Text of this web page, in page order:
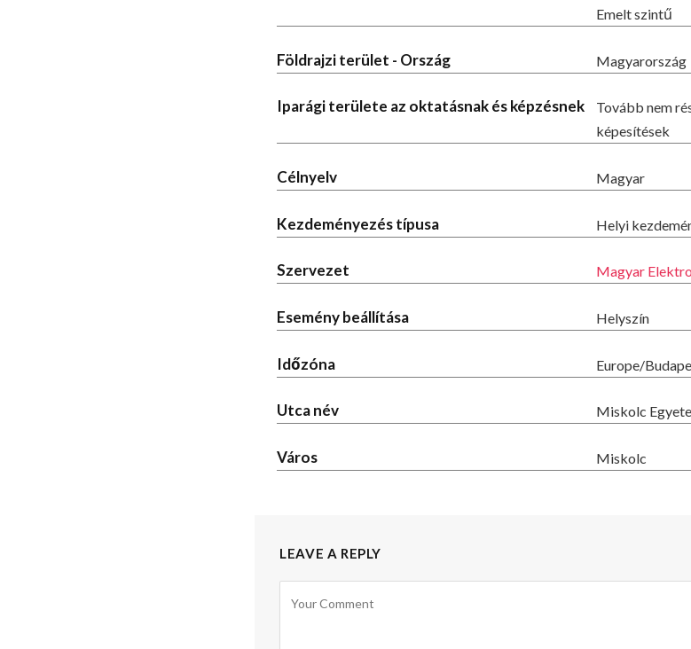
Emelt szintű
Földrajzi terület - Ország Magyarország
Iparági területe az oktatásnak és képzésnek
Tovább nem
képesítések
Célnyelv Magyar
Kezdeményezés típusa Helyi
Szervezet Magyar
Esemény beállítása Helyszín
Időzóna Europe/
Utca név Miskolc
Város Miskolc
LEAVE A REPLY